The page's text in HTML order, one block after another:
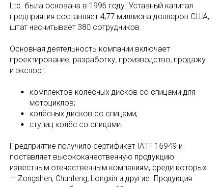
Ltd. была основана в 1996 году. Уставный капитал
предприятия составляет 4,77 миллиона долларов США,
штат насчитывает 380 сотрудников.
Основная деятельность компании включает
проектирование, разработку, производство, продажу
и экспорт:
комплектов колёсных дисков со спицами для
мотоциклов;
колёсных дисков со спицами;
ступиц колёс со спицами.
Предприятие получило сертификат IATF 16949 и
поставляет высококачественную продукцию
известным отечественным компаниям, среди которых
— Zongshen, Chunfeng, Longxin и другие. Продукция